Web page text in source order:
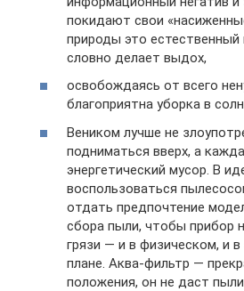
покидают свои
природы это
словно делает выдох,
освобождаясь от всего
благоприятна уборка в
Веником лучше не
подниматься вверх, а
энергетический мусор. В
воспользоваться
отдать предпочтение
сбора пыли, чтобы прибор
грязи — и в физическом, и в
плане. Аква-фильтр —
положения, он не даст